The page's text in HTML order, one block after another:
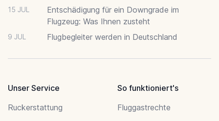
15 JUL
Entschädigung für ein Downgrade im
Flugzeug: Was Ihnen zusteht
9 JUL Flugbegleiter werden in Deutschland
Unser Service
Ruckerstattung
So funktioniert's
Fluggastrechte